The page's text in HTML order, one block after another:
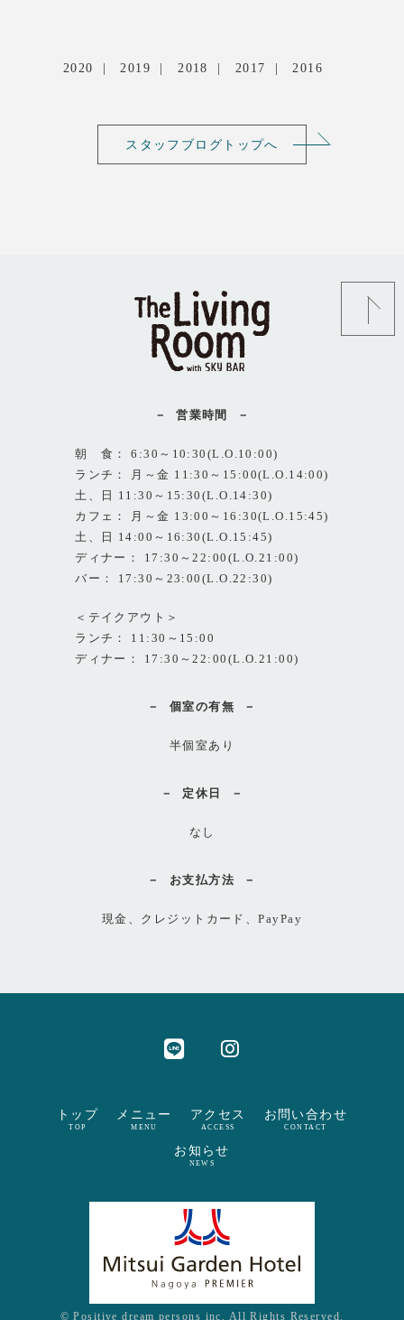
2020 2019 2018 2017 2016
スタッフブログトップへ
営業時間
朝 食： 6:30～10:30(L.O.10:00)
ランチ： 月～金 11:30～15:00(L.O.14:00)
土、日 11:30～15:30(L.O.14:30)
カフェ： 月～金 13:00～16:30(L.O.15:45)
土、日 14:00～16:30(L.O.15:45)
ディナー： 17:30～22:00(L.O.21:00)
バー： 17:30～23:00(L.O.22:30)
＜テイクアウト＞
ランチ： 11:30～15:00
ディナー： 17:30～22:00(L.O.21:00)
個室の有無
半個室あり
定休日
なし
お支払方法
現金、クレジットカード、PayPay
トップ
TOP
メニュー
MENU
アクセス
ACCESS
お問い合わせ
CONTACT
お知らせ
NEWS
© Positive dream persons inc. All Rights Reserved.